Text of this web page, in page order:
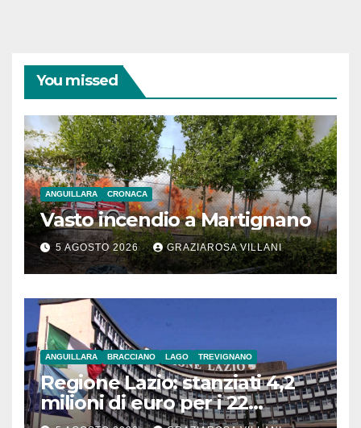
You missed
ANGUILLARA CRONACA
Vasto incendio a Martignano
5 AGOSTO 2026 GRAZIAROSA VILLANI
ANGUILLARA BRACCIANO LAGO TREVIGNANO
Regione Lazio: stanziati 4,2
milioni di euro per i 22
Comuni dell’Etruria